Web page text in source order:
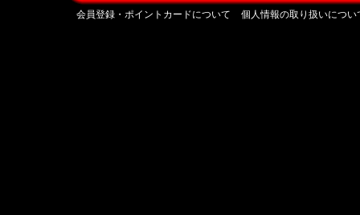
会員登録・ポイントカードについて 個人情報の取り扱いについ